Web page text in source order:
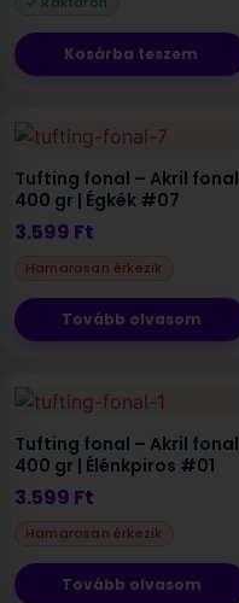
Kosárba teszem
Tufting fonal – Akril fonal
400 gr | Égkék #07
3.599 Ft
Tovább olvasom
Tufting fonal – Akril fonal
400 gr | Élénkpiros #01
3.599 Ft
Tovább olvasom